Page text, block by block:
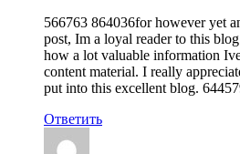
566763 864036for however yet
post, Im a loyal reader to this
how a lot valuable information
content material. I really
put into this excellent blog.
Ответить